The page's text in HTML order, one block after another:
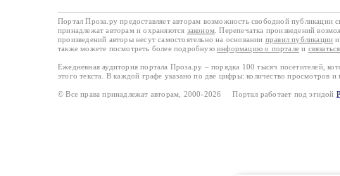
Портал Проза.ру предоставляет авторам возможность свободной
принадлежат авторам и охраняются законом . Перепечатка произведений
произведений авторы несут самостоятельно на основании правил публикации и
также можете посмотреть более подробную информацию о портале и
Ежедневная аудитория портала Проза.ру – порядка 100 тысяч посетителей,
этого текста. В каждой графе указано по две цифры: количество просмотров и
© Все права принадлежат авторам, 2000-2026 Портал работает под эгидой